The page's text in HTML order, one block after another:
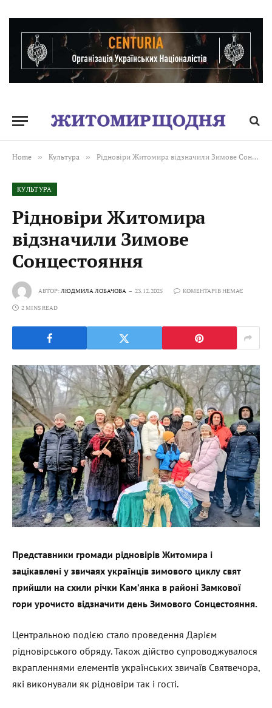
Home » Культура » Рідновіри Житомира відзначили Зимове Сонцестояння
КУЛЬТУРА
Рідновіри Житомира
відзначили Зимове
Сонцестояння
АВТОР:ЛЮДМИЛА ЛОБАЧОВА 23.12.2025 КОМЕНТАРІВ НЕМАЄ
2 MINS READ
Представники громади рідновірів Житомира і
зацікавлені у звичаях українців зимового циклу свят
прийшли на схили річки Кам’янка в районі Замкової
гори урочисто відзначити день Зимового Сонцестояння.
Центральною подією стало проведення Дарієм
рідновірського обряду. Також дійство супроводжувалося
вкрапленнями елементів українських звичаїв Святвечора,
які виконували як рідновіри так і гості.